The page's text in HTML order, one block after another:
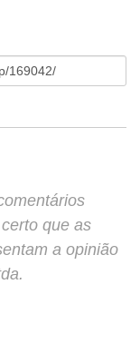
que as
a opinião